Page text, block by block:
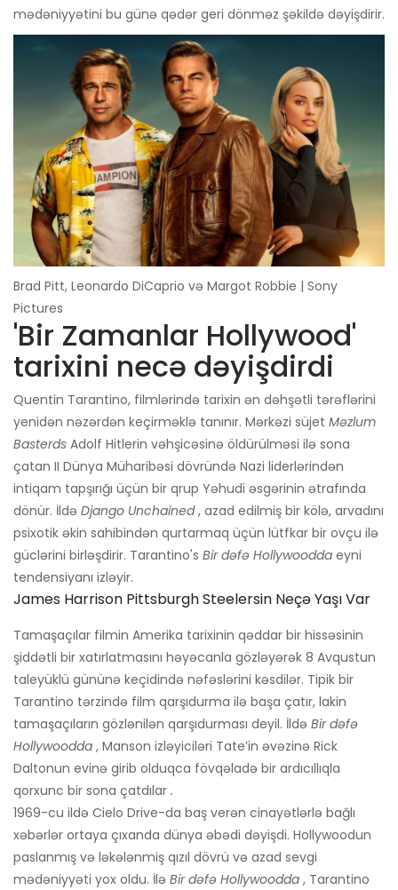
mədəniyyətini bu günə qədər geri dönməz şəkildə dəyişdirir.
Brad Pitt, Leonardo DiCaprio və Margot Robbie | Sony
Pictures
'Bir Zamanlar Hollywood'
tarixini necə dəyişdirdi
Quentin Tarantino, filmlərində tarixin ən dəhşətli tərəflərini
yenidən nəzərdən keçirməklə tanınır. Mərkəzi süjet Məzlum
Basterds Adolf Hitlerin vəhşicəsinə öldürülməsi ilə sona
çatan II Dünya Müharibəsi dövründə Nazi liderlərindən
intiqam tapşırığı üçün bir qrup Yəhudi əsgərinin ətrafında
dönür. İldə Django Unchained, azad edilmiş bir kölə, arvadını
psixotik əkin sahibindən qurtarmaq üçün lütfkar bir ovçu ilə
güclərini birləşdirir. Tarantino's Bir dəfə Hollywoodda eyni
tendensiyanı izləyir.
James Harrison Pittsburgh Steelersin Neçə Yaşı Var
Tamaşaçılar filmin Amerika tarixinin qəddar bir hissəsinin
şiddətli bir xatırlatmasını həyəcanla gözləyərək 8 Avqustun
taleyüklü gününə keçidində nəfəslərini kəsdilər. Tipik bir
Tarantino tərzində film qarşıdurma ilə başa çatır, lakin
tamaşaçıların gözlənilən qarşıdurması deyil. İldə Bir dəfə
Hollywoodda , Manson izləyiciləri Tate’in əvəzinə Rick
Daltonun evinə girib olduqca fövqəladə bir ardıcıllıqla
qorxunc bir sona çatdılar .
1969-cu ildə Cielo Drive-da baş verən cinayətlərlə bağlı
xəbərlər ortaya çıxanda dünya əbədi dəyişdi. Hollywoodun
paslanmış və ləkələnmiş qızıl dövrü və azad sevgi
mədəniyyəti yox oldu. İlə Bir dəfə Hollywoodda , Tarantino